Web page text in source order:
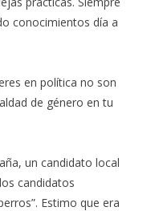
conocimientos día a
en política no son
de género en tu
un candidato local
candidatos
Estimo que era